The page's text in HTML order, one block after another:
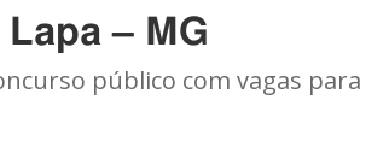
– MG
público com vagas para